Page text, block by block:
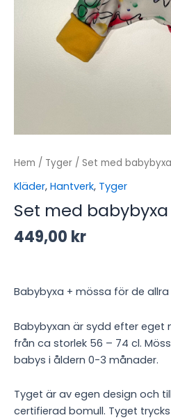
Hem / Tyger / Set med
Kläder, Hantverk, Tyger
Set med
449,00 kr
Babybyxa + mössa för de
Babybyxan är sydd efter eget
från ca storlek 56 – 74 cl.
babys i åldern 0-3 månader.
Tyget är av egen design och
certifierad bomull. Tyget trycks